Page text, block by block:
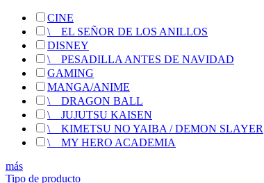
CINE
\__ EL SEÑOR DE LOS ANILLOS
DISNEY
\__ PESADILLA ANTES DE NAVIDAD
GAMING
MANGA/ANIME
\__ DRAGON BALL
\__ JUJUTSU KAISEN
\__ KIMETSU NO YAIBA / DEMON SLAYER
\__ MY HERO ACADEMIA
más
Tipo de producto